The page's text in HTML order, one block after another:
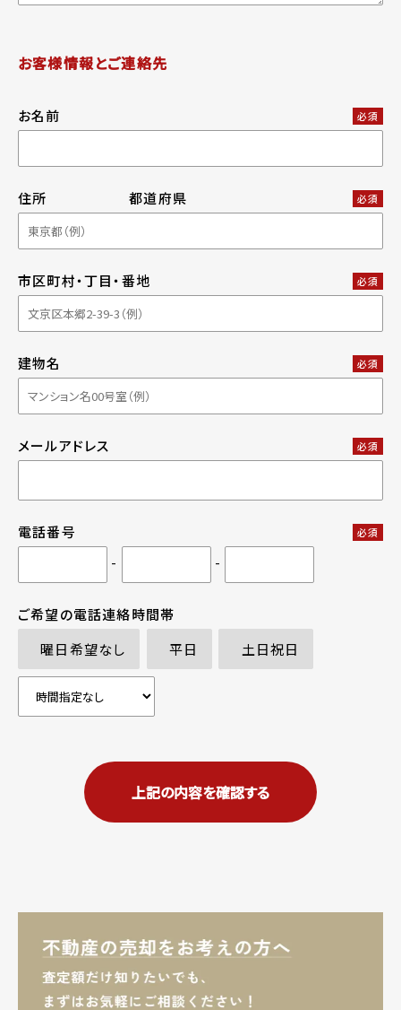
お客様情報とご連絡先
お名前 必須
住所 都道府県 必須
市区町村・丁目・番地 必須
建物名 必須
メールアドレス 必須
電話番号 必須
- -
ご希望の電話連絡時間帯
曜日希望なし
平日 土日祝日